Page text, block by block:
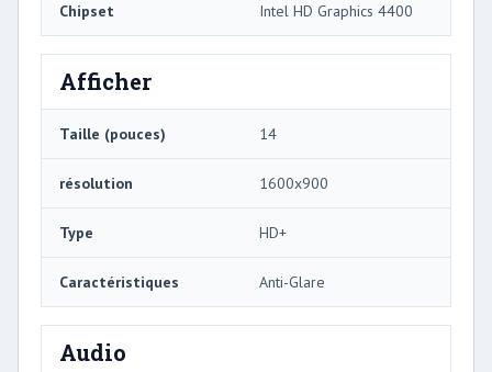
Chipset Intel HD Graphics 4400
Afficher
Taille (pouces) 14
résolution 1600x900
Type HD+
Caractéristiques Anti-Glare
Audio